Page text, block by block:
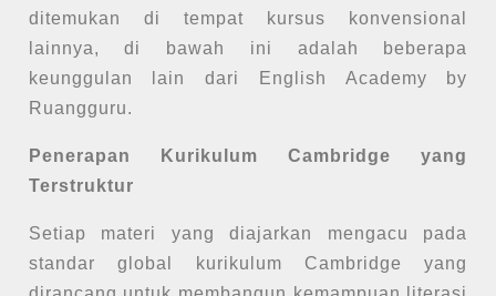
ditemukan di tempat kursus konvensional
lainnya, di bawah ini adalah beberapa
keunggulan lain dari English Academy by
Ruangguru.
Penerapan Kurikulum Cambridge yang
Terstruktur
Setiap materi yang diajarkan mengacu pada
standar global kurikulum Cambridge yang